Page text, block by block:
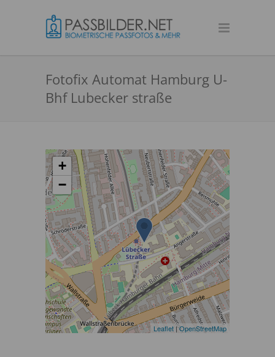
Fotofix Automat Hamburg U-
Bhf Lubecker straße
+
−
Leaflet |OpenStreetMap